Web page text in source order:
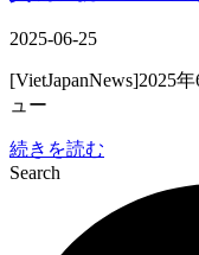
2025-06-25
[VietJapanNews]2025
ュー
続きを読む
Search